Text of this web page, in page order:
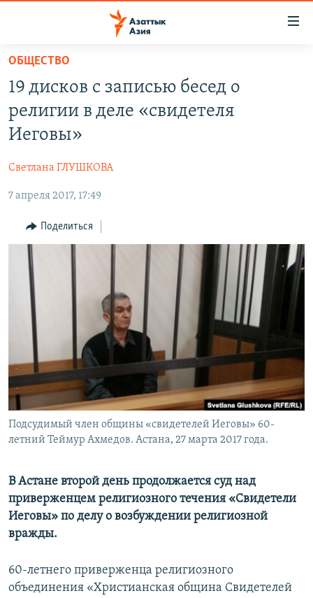
Вернуться
основному
содержанию
Вернутся
главной
Вернутся
поиску
НОВОСТИ
ВОЙНА В УКРАИНЕ
КЫРГЫЗЧА
ЎЗБЕКЧА
ТОҶИКӢ
TÜRKMENÇE
Все сайты РСЕ/РС
ОБЩЕСТВО
19 дисков с записью бесед о
религии в деле «свидетеля
Иеговы»
Светлана ГЛУШКОВА
7 апреля 2017, 17:49
Поделиться
Подсудимый член общины «свидетелей Иеговы» 60-
летний Теймур Ахмедов. Астана, 27 марта 2017 года.
В Астане второй день продолжается суд над
приверженцем религиозного течения «Свидетели
Иеговы» по делу о возбуждении религиозной
вражды.
60-летнего приверженца религиозного
объединения «Христианская община Свидетелей